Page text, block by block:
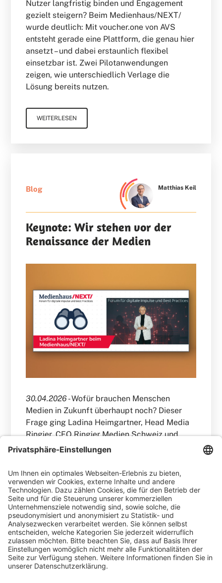
Nutzer langfristig binden und Engagement
gezielt steigern? Beim Medienhaus/NEXT/
wurde deutlich: Mit voucher.one von AVS
entsteht gerade eine Plattform, die genau hier
ansetzt – und dabei erstaunlich flexibel
einsetzbar ist. Zwei Pilotanwendungen
zeigen, wie unterschiedlich Verlage die
Lösung bereits nutzen.
WEITERLESEN
Blog Matthias Keil
Keynote: Wir stehen vor der
Renaissance der Medien
30.04.2026 -Wofür brauchen Menschen
Medien in Zukunft überhaupt noch? Dieser
Frage ging Ladina Heimgartner, Head Media
Ringier, CEO Ringier Medien Schweiz und
Mitglied des Group Executive Board, in ihrer
wichtigsten Impulse des Tages.
WEITERLESEN